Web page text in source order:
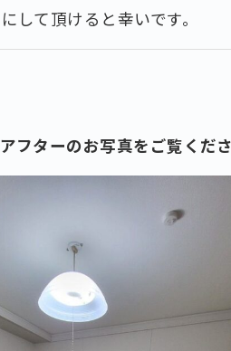
して頂けると幸いです。
フターのお写真をご覧くださ